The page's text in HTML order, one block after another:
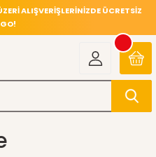
ALIŞVERİŞLERİNİZDE ÜCRETSİZ